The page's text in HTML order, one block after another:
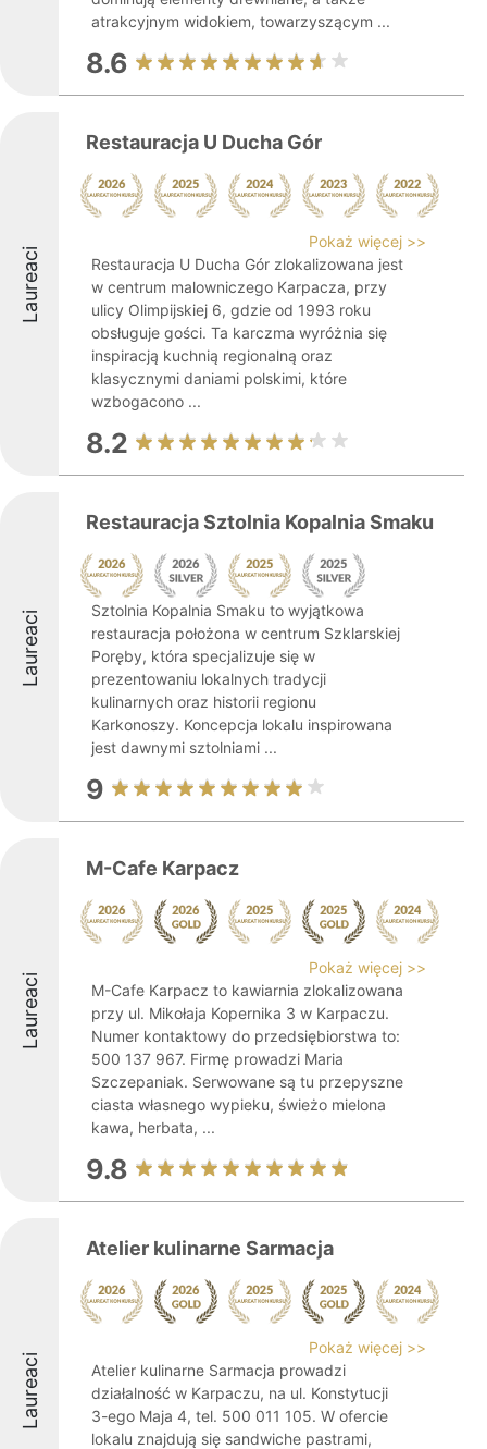
atrakcyjnym widokiem, towarzyszącym ...
8.6
Laureaci
Restauracja U Ducha Gór
Pokaż więcej >>
Restauracja U Ducha Gór zlokalizowana jest
w centrum malowniczego Karpacza, przy
ulicy Olimpijskiej 6, gdzie od 1993 roku
obsługuje gości. Ta karczma wyróżnia się
inspiracją kuchnią regionalną oraz
klasycznymi daniami polskimi, które
wzbogacono ...
8.2
Laureaci
Restauracja Sztolnia Kopalnia Smaku
Sztolnia Kopalnia Smaku to wyjątkowa
restauracja położona w centrum Szklarskiej
Poręby, która specjalizuje się w
prezentowaniu lokalnych tradycji
kulinarnych oraz historii regionu
Karkonoszy. Koncepcja lokalu inspirowana
jest dawnymi sztolniami ...
9
Laureaci
M-Cafe Karpacz
Pokaż więcej >>
M-Cafe Karpacz to kawiarnia zlokalizowana
przy ul. Mikołaja Kopernika 3 w Karpaczu.
Numer kontaktowy do przedsiębiorstwa to:
500 137 967. Firmę prowadzi Maria
Szczepaniak. Serwowane są tu przepyszne
ciasta własnego wypieku, świeżo mielona
kawa, herbata, ...
9.8
Laureaci
Atelier kulinarne Sarmacja
Pokaż więcej >>
Atelier kulinarne Sarmacja prowadzi
działalność w Karpaczu, na ul. Konstytucji
3-ego Maja 4, tel. 500 011 105. W ofercie
lokalu znajdują się sandwiche pastrami,